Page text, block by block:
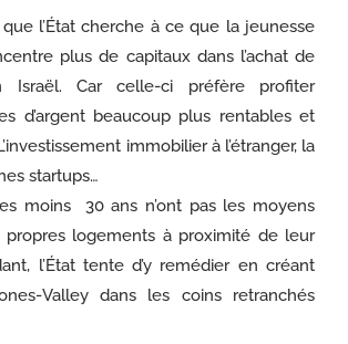
l’État cherche à ce que la jeunesse
plus de capitaux dans l’achat de
Israël. Car celle-ci préfère profiter
d’argent beaucoup plus rentables et
immobilier à l’étranger, la
startups…
moins 30 ans n’ont pas les moyens
propres logements à proximité de leur
l’État tente d’y remédier en créant
Valley dans les coins retranchés